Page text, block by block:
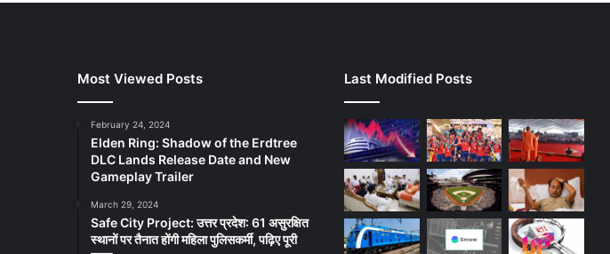
Most Viewed Posts
February 24, 2024
Elden Ring: Shadow of the Erdtree
DLC Lands Release Date and New
Gameplay Trailer
March 29, 2024
Safe City Project: उत्तर प्रदेश: 61 असुरक्षित
स्थानों पर तैनात होंगी महिला पुलिसकर्मी, पढ़िए पूरी
Last Modified Posts